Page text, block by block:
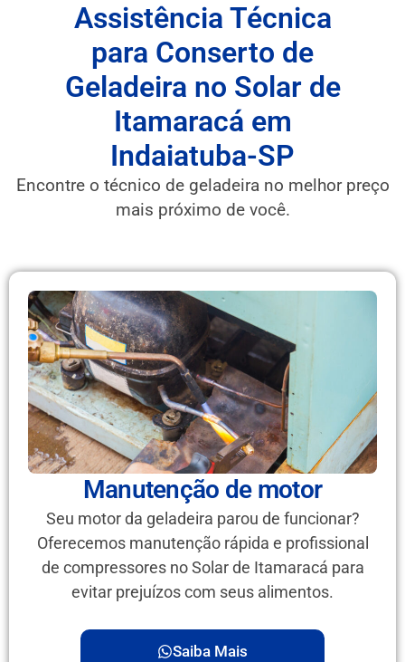
Assistência Técnica
para Conserto de
Geladeira no Solar de
Itamaracá em
Indaiatuba-SP
Encontre o técnico de geladeira no melhor preço
mais próximo de você.
Manutenção de motor
Seu motor da geladeira parou de funcionar?
Oferecemos manutenção rápida e profissional
de compressores no Solar de Itamaracá para
evitar prejuízos com seus alimentos.
Saiba Mais